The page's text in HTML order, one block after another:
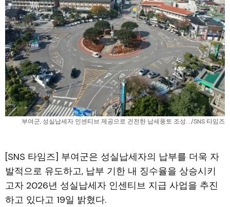
부여군, 성실납세자 인센티브 제공으로 건전한 납세풍토 조성. . /SNS 타임즈
[SNS 타임즈] 부여군은 성실납세자의 납부를 더욱 자
발적으로 유도하고, 납부 기한 내 징수율을 상승시키
고자 2026년 성실납세자 인센티브 지급 사업을 추진
하고 있다고 19일 밝혔다.